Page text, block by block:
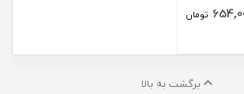
تومان
برگشت به بالا